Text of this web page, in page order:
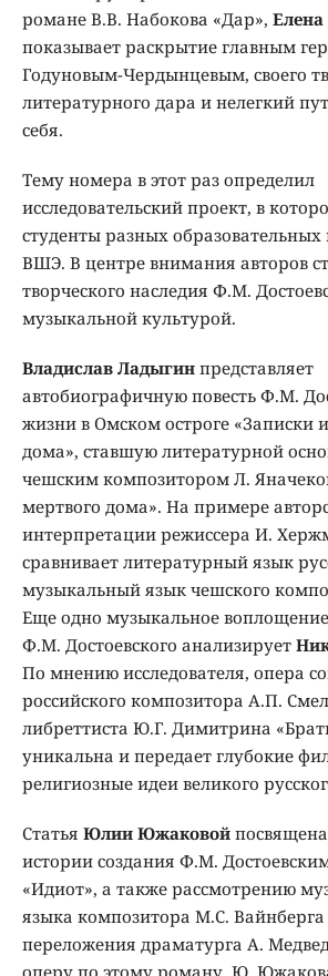
романе В.В. Набокова «Дар»,
показывает раскрытие главным
Годуновым-Чердынцевым, своего
литературного дара и нелегкий
себя.
Тему номера в этот раз определил
исследовательский проект, в
студенты разных
ВШЭ. В центре внимания авторов
творческого наследия Ф.М.
музыкальной культурой.
Владислав Ладыгин представляет
автобиографичную повесть Ф.М.
жизни в Омском остроге «Записки
дома», ставшую литературной
чешским композитором Л.
мертвого дома». На примере
интерпретации режиссера И.
сравнивает литературный язык
музыкальный язык чешского
Еще одно музыкальное
Ф.М. Достоевского анализирует
По мнению исследователя, опера
российского композитора А.П.
либреттиста Ю.Г. Димитрина
уникальна и передает глубокие
религиозные идеи великого
Статья Юлии Южаковой
истории создания Ф.М.
«Идиот», а также рассмотрению
языка композитора М.С. Вайнберга
переложения драматурга А.
оперу по этому роману. Ю.